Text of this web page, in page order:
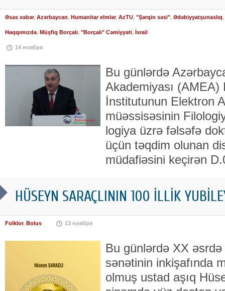
Əsas xəbər, Azərbaycan, Humanitar elmlər, AzTU, "Şərqin səsi", Ədəbiyyatşunaslıq,
Haqqımızda, Müşfiq Borçalı, "Borçalı" Cəmiyyəti, İsrail
14 ноября
Bu günlərdə
Akademiyası
İnsti­tu­tunun Elektron
müəssisəsinin
lo­giya üzrə fəlsəfə
üçün təqdim olunan
müdafiəsini ke­çirən
HÜSEYN SARAÇLININ 100 İLLİK
Folklor, Bolus 13 ноября
Bu günlərdə XX
sənətinin inkişafında
olmuş ustad aşıq